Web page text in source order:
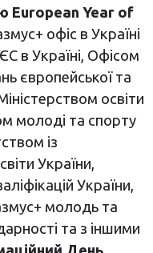
European Year of
офіс в Україні
в Україні, Офісом
європейської та
освіти
молоді та спорту
із
України,
України,
молодь та
та з іншими